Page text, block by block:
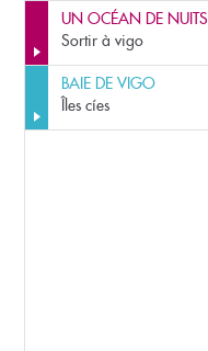
UN OCÉAN DE NUITS
Sortir à vigo
BAIE DE VIGO
Îles cíes